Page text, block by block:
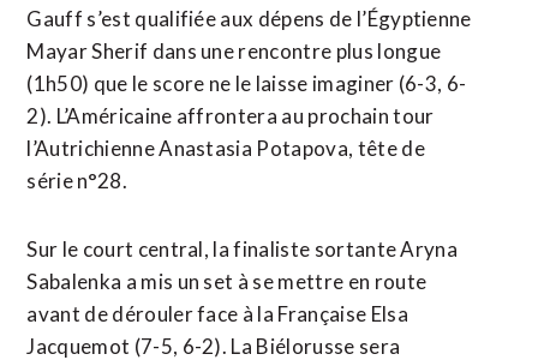
Gauff s’est qualifiée aux dépens de l’Égyptienne
Mayar Sherif dans une rencontre plus longue
(1h50) que le score ne le laisse imaginer (6-3, 6-
2). L’Américaine affrontera au prochain tour
l’Autrichienne Anastasia Potapova, tête de
série n°28.
Sur le court central, la finaliste sortante Aryna
Sabalenka a mis un set à se mettre en route
avant de dérouler face à la Française Elsa
Jacquemot (7-5, 6-2). La Biélorusse sera